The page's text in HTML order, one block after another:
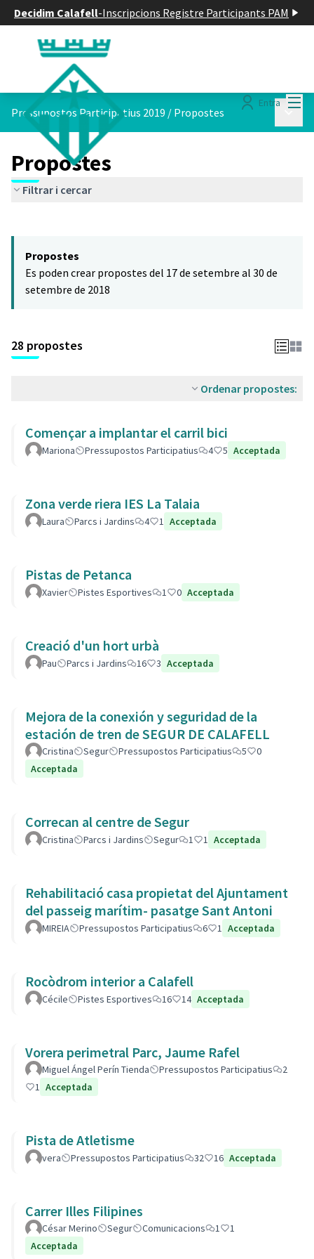
Decidim Calafell-Inscripcions Registre Participants PAM
Entra
Pressupostos Participatius 2019 / Propostes
Propostes
Filtrar i cercar
−
Propostes
Es poden crear propostes del 17 de setembre al 30 de
setembre de 2018
28 propostes
Ordenar propostes:
Començar a implantar el carril bici
Mariona Pressupostos Participatius 4 5 Acceptada
Zona verde riera IES La Talaia
Laura Parcs i Jardins 4 1 Acceptada
Pistas de Petanca
Xavier Pistes Esportives 1 0 Acceptada
Creació d'un hort urbà
Pau Parcs i Jardins 16 3 Acceptada
Mejora de la conexión y seguridad de la
estación de tren de SEGUR DE CALAFELL
Cristina Segur Pressupostos Participatius 5
0
Acceptada
Correcan al centre de Segur
Cristina Parcs i Jardins Segur 1 1 Acceptada
Rehabilitació casa propietat del Ajuntament
del passeig marítim- pasatge Sant Antoni
MIREIA Pressupostos Participatius 6 1 Acceptada
Rocòdrom interior a Calafell
Cécile Pistes Esportives 16 14 Acceptada
Vorera perimetral Parc, Jaume Rafel
Miguel Ángel Perín Tienda Pressupostos Participatius
2
1 Acceptada
Pista de Atletisme
vera Pressupostos Participatius 32 16 Acceptada
Carrer Illes Filipines
César Merino Segur Comunicacions 1
1
Acceptada